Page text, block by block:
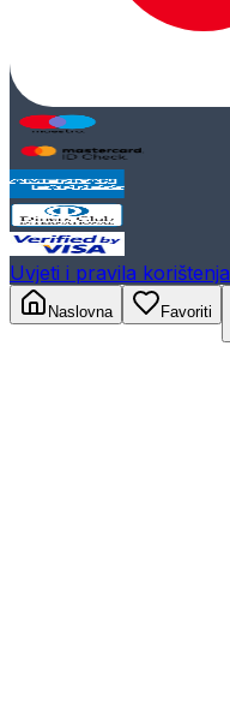
Uvjeti i pravila korištenja
Naslovna
Favoriti